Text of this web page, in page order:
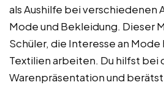
als Aushilfe bei verschiedenen
Mode und Bekleidung. Dieser
Schüler, die Interesse an
Textilien arbeiten. Du hilfst bei
Warenpräsentation und